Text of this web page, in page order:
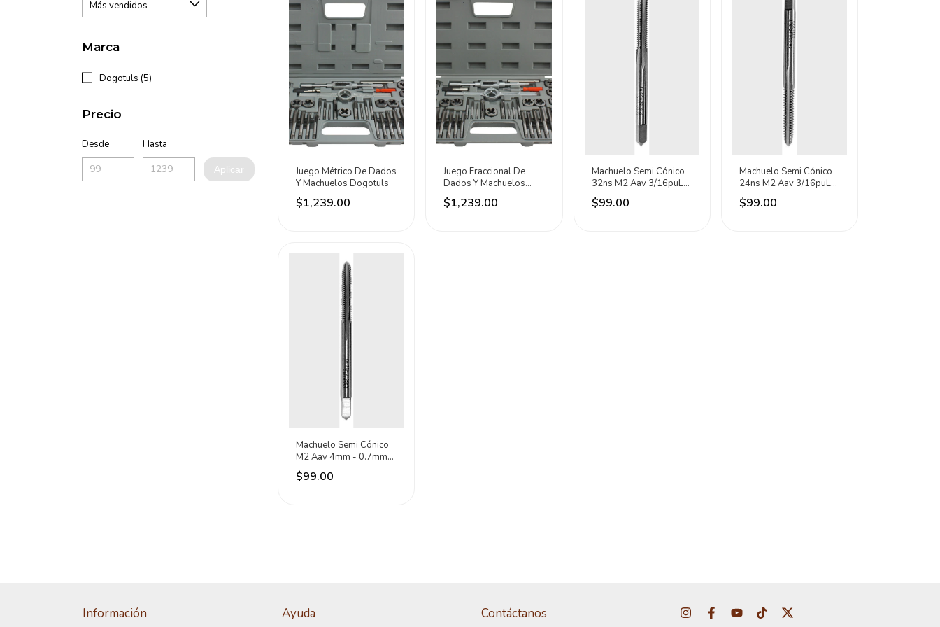
Marca
Dogotuls (5)
Precio
Desde Hasta
Aplicar
Juego Métrico De Dados
Y Machuelos Dogotuls
$1,239.00
Juego Fraccional De
Dados Y Machuelos
Dogotuls
$1,239.00
Machuelo Semi Cónico
32ns M2 Aav 3/16puLG
Dogotuls
$99.00
Machuelo Semi Cónico
24ns M2 Aav 3/16puLG
Dogotuls
$99.00
Machuelo Semi Cónico
M2 Aav 4mm - 0.7mm
Dogotuls
$99.00
Información Ayuda Contáctanos